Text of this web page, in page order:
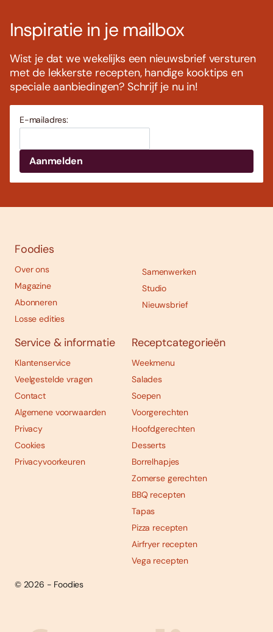
Inspiratie in je mailbox
Wist je dat we wekelijks een nieuwsbrief versturen
met de lekkerste recepten, handige kooktips en
speciale aanbiedingen? Schrijf je nu in!
E-mailadres:
Foodies
Over ons
Magazine
Abonneren
Losse edities
Samenwerken
Studio
Nieuwsbrief
Service & informatie
Klantenservice
Veelgestelde vragen
Contact
Algemene voorwaarden
Privacy
Cookies
Privacyvoorkeuren
Receptcategorieën
Weekmenu
Salades
Soepen
Voorgerechten
Hoofdgerechten
Desserts
Borrelhapjes
Zomerse gerechten
BBQ recepten
Tapas
Pizza recepten
Airfryer recepten
Vega recepten
© 2026 - Foodies